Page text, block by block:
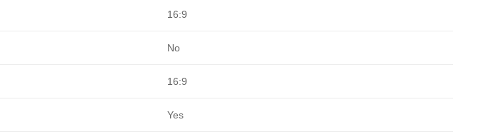
16:9
No
16:9
Yes